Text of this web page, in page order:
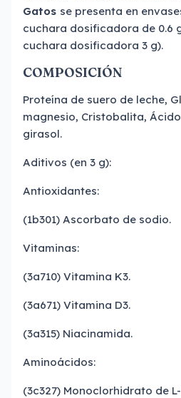
Gatos se presenta en
cuchara dosificadora de 0.6
cuchara dosificadora 3 g).
COMPOSICIÓN
Proteína de suero de leche,
magnesio, Cristobalita,
girasol.
Aditivos (en 3 g):
Antioxidantes:
(1b301) Ascorbato de sodio.
Vitaminas:
(3a710) Vitamina K3.
(3a671) Vitamina D3.
(3a315) Niacinamida.
Aminoácidos:
(3c327) Monoclorhidrato de